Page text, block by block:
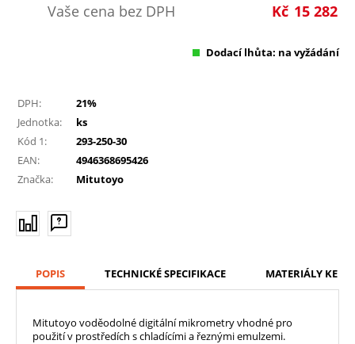
Vaše cena bez DPH 15 282
Kč
Dodací lhůta: na vyžádání
DPH:
21%
Jednotka:
ks
Kód 1:
293-250-30
EAN:
4946368695426
Značka:
Mitutoyo
POPIS TECHNICKÉ SPECIFIKACE MATERIÁLY KE
Mitutoyo voděodolné digitální mikrometry vhodné pro
použití v prostředích s chladícími a řeznými emulzemi.